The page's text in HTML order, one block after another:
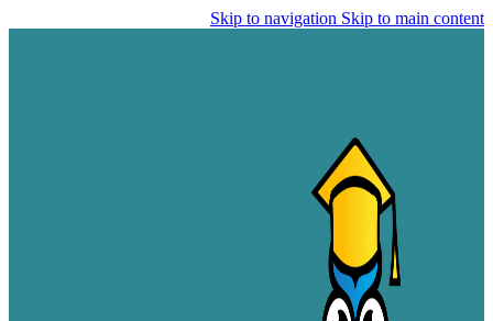
Skip to navigation Skip to main content